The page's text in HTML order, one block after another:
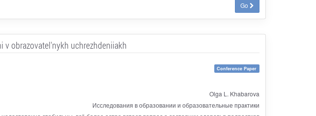
Go
v obrazovatel'nykh uchrezhdeniiakh
Conference Paper
Olga L. Khabarova
Исследования в образовании и образовательные практики